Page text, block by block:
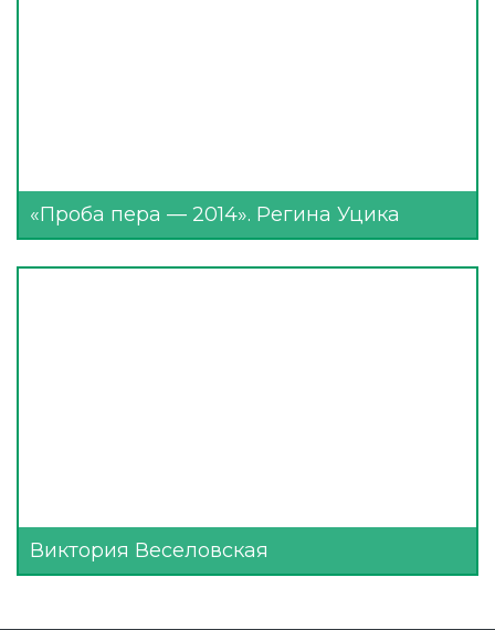
«Проба пера — 2014». Регина Уцика
Виктория Веселовская